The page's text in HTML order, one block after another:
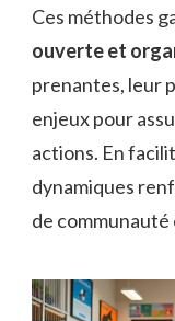
Ces méthodes
ouverte et
prenantes, leur
enjeux pour
actions. En
dynamiques
de communauté